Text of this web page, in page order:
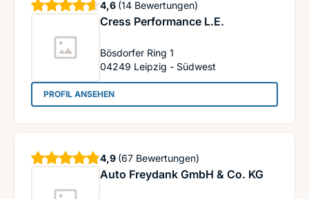
Cress Performance L.E.
Bösdorfer Ring 1
04249 Leipzig - Südwest
4,6 Sterne
(14 Bewertungen)
PROFIL ANSEHEN: Cress Performance L.E.
Auto Freydank GmbH & Co. KG
4,9 Sterne
(67 Bewertungen)